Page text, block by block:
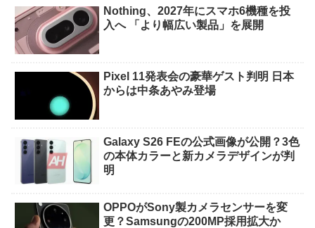
Nothing、2027年にスマホ6機種を投
入へ 「より幅広い製品」を展開
Pixel 11発表会の豪華ゲスト判明 日本
からは中条あやみ登場
Galaxy S26 FEの公式画像が公開？3色
の本体カラーと新カメラデザインが判
明
OPPOがSony製カメラセンサーを変
更？Samsungの200MP採用拡大か